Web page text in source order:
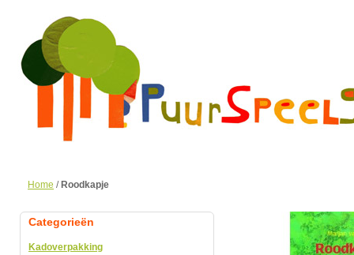
Home / Roodkapje
Categorieën
Kadoverpakking